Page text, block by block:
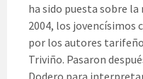
ha sido puesta sobre la
2004, los jovencísimos
por los autores
Triviño. Pasaron